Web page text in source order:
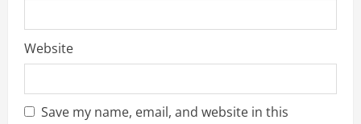
Website
Save my name, email, and website in this